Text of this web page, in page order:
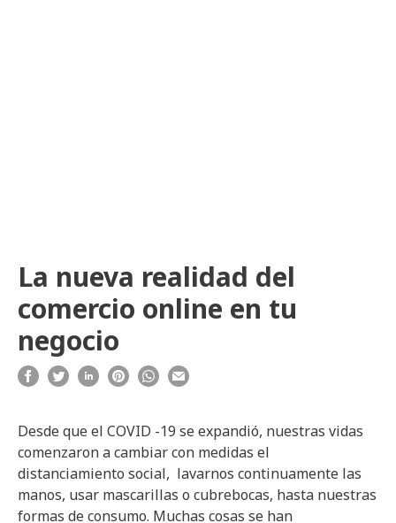
La nueva realidad del
comercio online en tu
negocio
Desde que el COVID -19 se expandió, nuestras vidas
comenzaron a cambiar con medidas el
distanciamiento social, lavarnos continuamente las
manos, usar mascarillas o cubrebocas, hasta nuestras
formas de consumo. Muchas cosas se han